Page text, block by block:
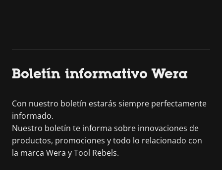
Boletín informativo Wera
Con nuestro boletín estarás siempre perfectamente
informado.
Nuestro boletín te informa sobre innovaciones de
productos, promociones y todo lo relacionado con
la marca Wera y Tool Rebels.